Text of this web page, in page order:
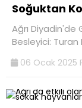
Soğuktan
Ağrı
Besleyici: Turan
06 Ocak 2025